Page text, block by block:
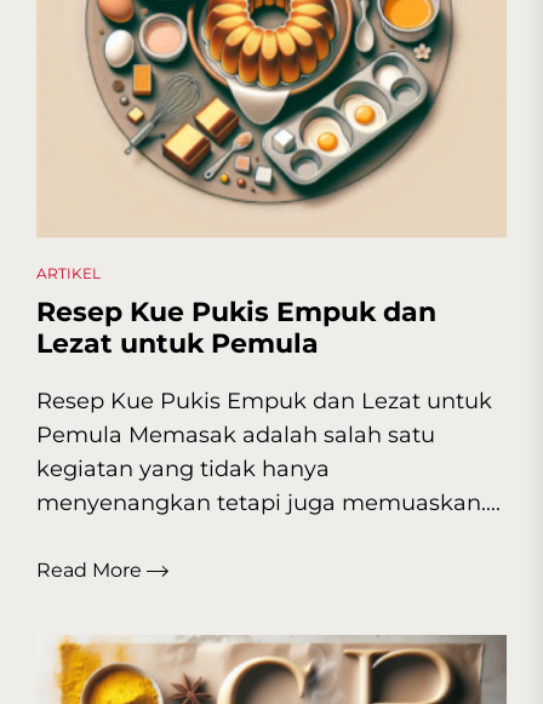
ARTIKEL
Resep Kue Pukis Empuk dan
Lezat untuk Pemula
Resep Kue Pukis Empuk dan Lezat untuk
Pemula Memasak adalah salah satu
kegiatan yang tidak hanya
menyenangkan tetapi juga memuaskan....
Read More